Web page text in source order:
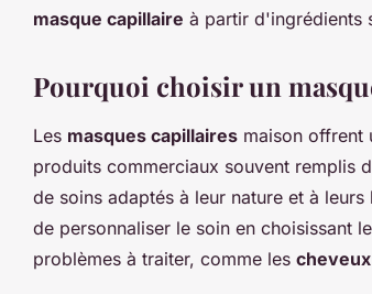
masque capillaire à partir d'ingrédients
Pourquoi choisir un
Les masques capillaires maison offrent
produits commerciaux souvent remplis
de soins adaptés à leur nature et à
de personnaliser le soin en choisissant
problèmes à traiter, comme les